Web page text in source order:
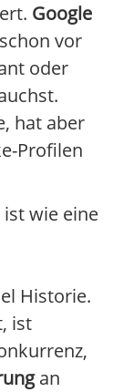
Google
vor
oder
hat aber
Profilen
wie eine
Historie.
ist
an